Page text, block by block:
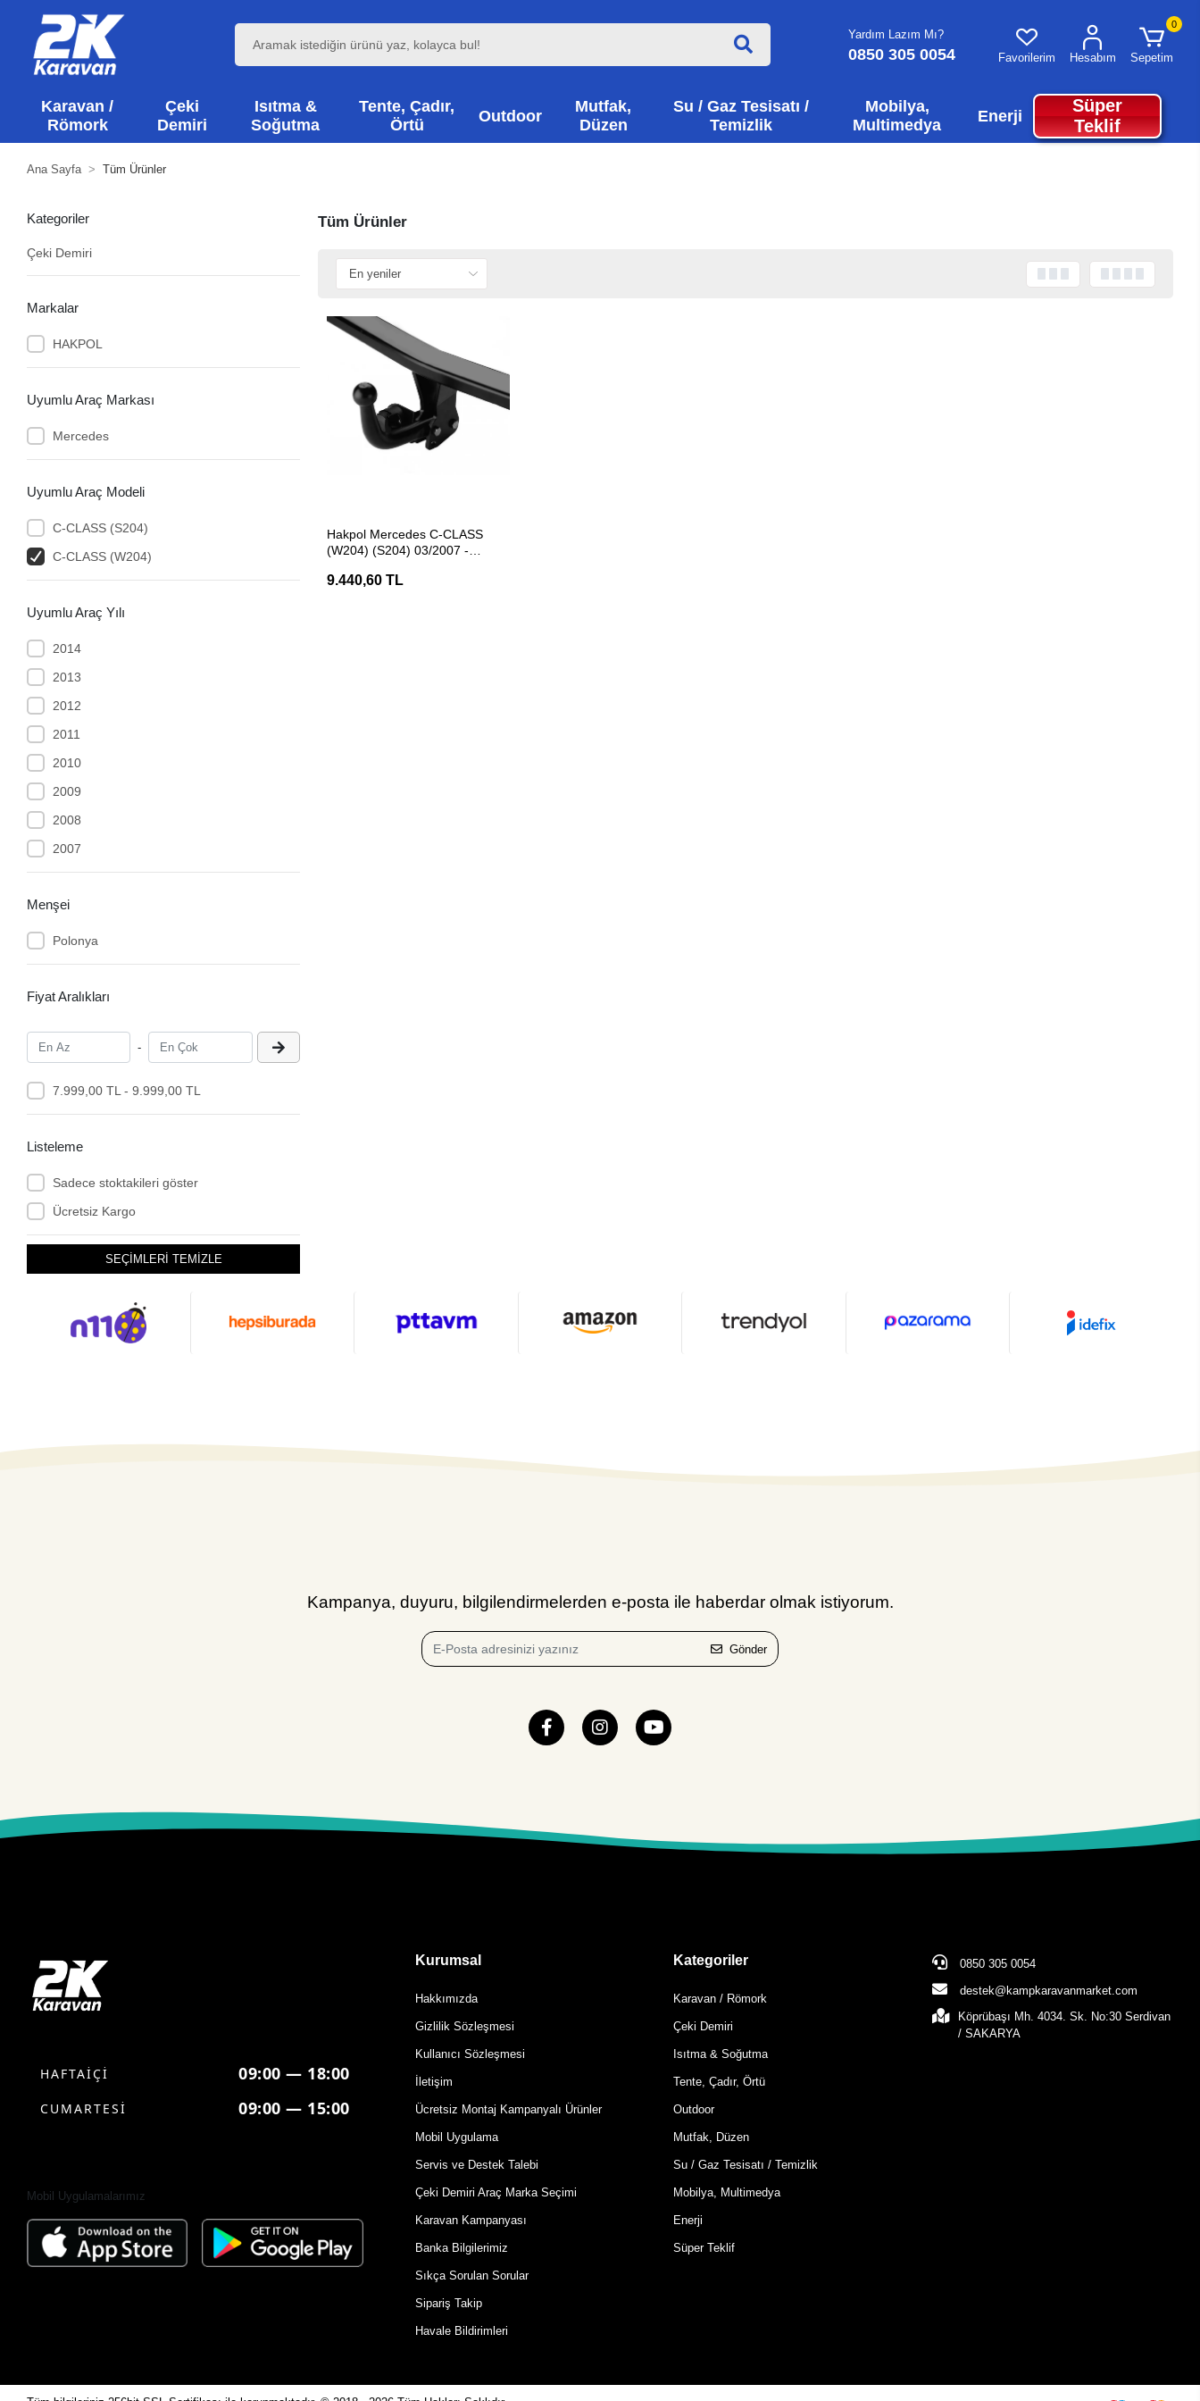
Yardım Lazım Mı?
0850 305 0054 Favorilerim Hesabım
0
Sepetim
Karavan /
Römork
Çeki
Demiri
Isıtma &
Soğutma
Tente, Çadır,
Örtü
Outdoor
Mutfak,
Düzen
Su / Gaz Tesisatı /
Temizlik
Mobilya,
Multimedya
Enerji
Süper
Teklif
Ana Sayfa Tüm Ürünler
Kategoriler
Çeki Demiri
Markalar
HAKPOL
Uyumlu Araç Markası
Mercedes
Uyumlu Araç Modeli
C-CLASS (S204)
C-CLASS (W204)
Uyumlu Araç Yılı
2014
2013
2012
2011
2010
2009
2008
2007
Menşei
Polonya
Fiyat Aralıkları
-
7.999,00 TL - 9.999,00 TL
Listeleme
Sadece stoktakileri göster
Ücretsiz Kargo
SEÇİMLERİ TEMİZLE
Tüm Ürünler
Hakpol Mercedes C-CLASS
(W204) (S204) 03/2007 -
9.440,60 TL
Kampanya, duyuru, bilgilendirmelerden e-posta ile haberdar olmak istiyorum.
Gönder
HAFTAİÇİ 09:00 — 18:00
CUMARTESİ 09:00 — 15:00
Mobil Uygulamalarımız
Kurumsal
Hakkımızda
Gizlilik Sözleşmesi
Kullanıcı Sözleşmesi
İletişim
Ücretsiz Montaj Kampanyalı Ürünler
Mobil Uygulama
Servis ve Destek Talebi
Çeki Demiri Araç Marka Seçimi
Karavan Kampanyası
Banka Bilgilerimiz
Sıkça Sorulan Sorular
Sipariş Takip
Havale Bildirimleri
Kategoriler
Karavan / Römork
Çeki Demiri
Isıtma & Soğutma
Tente, Çadır, Örtü
Outdoor
Mutfak, Düzen
Su / Gaz Tesisatı / Temizlik
Mobilya, Multimedya
Enerji
Süper Teklif
0850 305 0054
destek@kampkaravanmarket.com
Köprübaşı Mh. 4034. Sk. No:30 Serdivan
/ SAKARYA